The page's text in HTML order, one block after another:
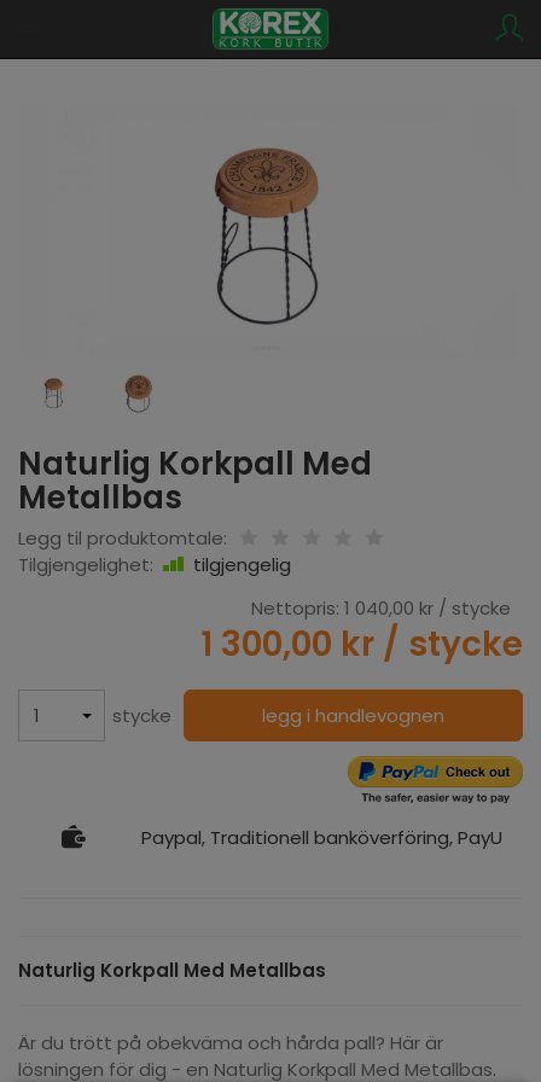
Naturlig Korkpall Med
Metallbas
Legg til produktomtale:
Tilgjengelighet:
tilgjengelig
Nettopris: 1 040,00 kr / stycke
1 300,00 kr / stycke
stycke legg i handlevognen
Paypal, Traditionell banköverföring, PayU
Naturlig Korkpall Med Metallbas
Är du trött på obekväma och hårda pall? Här är
lösningen för dig - en Naturlig Korkpall Med Metallbas.